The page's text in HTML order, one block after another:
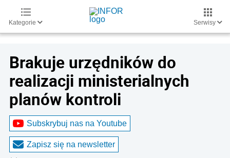
Kategorie Serwisy
Brakuje urzędników do
realizacji ministerialnych
planów kontroli
Subskrybuj nas na Youtube
Zapisz się na newsletter